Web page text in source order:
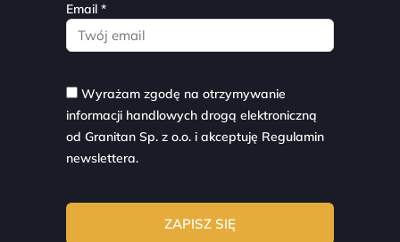
Email *
Wyrażam zgodę na otrzymywanie
informacji handlowych drogą elektroniczną
od Granitan Sp. z o.o. i akceptuję Regulamin
newslettera.